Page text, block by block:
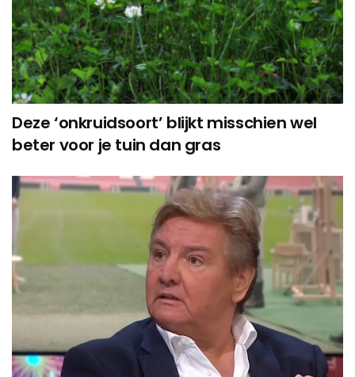
Deze ‘onkruidsoort’ blijkt misschien wel
beter voor je tuin dan gras